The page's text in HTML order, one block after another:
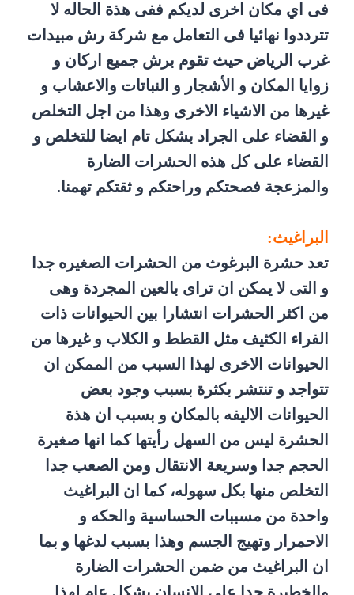
فى اي مكان اخرى لديكم ففى هذة الحاله لا
تترددوا نهائيا فى التعامل مع شركة رش مبيدات
غرب الرياض حيث تقوم برش جميع اركان و
زوايا المكان و الأشجار و النباتات والاعشاب و
غيرها من الاشياء الاخرى وهذا من اجل التخلص
و القضاء على الجراد بشكل تام ايضا للتخلص و
القضاء على كل هذه الحشرات الضارة
والمزعجة فصحتكم وراحتكم و ثقتكم تهمنا.
البراغيث:
تعد حشرة البرغوث من الحشرات الصغيره جدا
و التى لا يمكن ان تراى بالعين المجردة وهى
من اكثر الحشرات انتشارا بين الحيوانات ذات
الفراء الكثيف مثل القطط و الكلاب و غيرها من
الحيوانات الاخرى لهذا السبب من الممكن ان
تتواجد و تنتشر بكثرة بسبب وجود بعض
الحيوانات الاليفه بالمكان و بسبب ان هذة
الحشرة ليس من السهل رأيتها كما انها صغيرة
الحجم جدا وسريعة الانتقال ومن الصعب جدا
التخلص منها بكل سهوله، كما ان البراغيث
واحدة من مسببات الحساسية والحكه و
الاحمرار وتهيج الجسم وهذا بسبب لدغها و بما
ان البراغيث من ضمن الحشرات الضارة